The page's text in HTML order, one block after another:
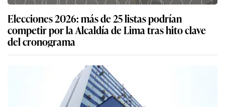
Elecciones 2026: más de 25 listas podrían
competir por la Alcaldía de Lima tras hito clave
del cronograma